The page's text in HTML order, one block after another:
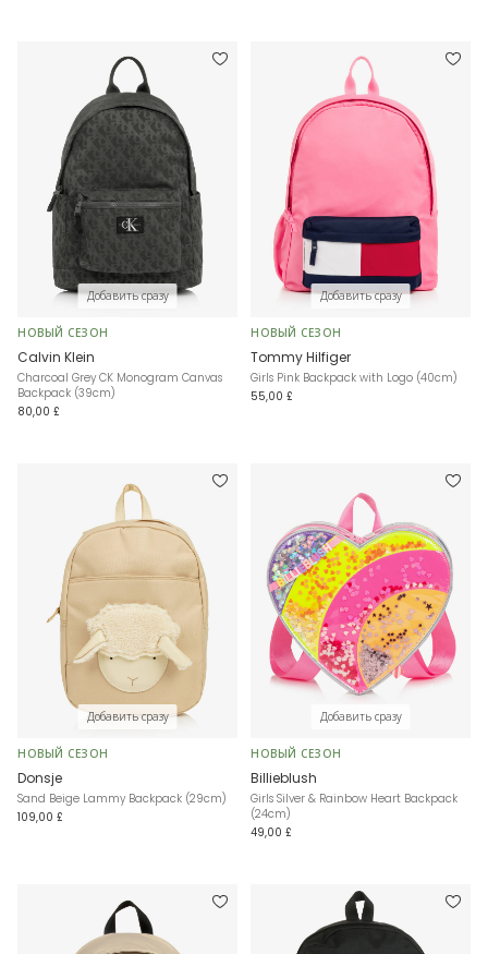
Добавить сразу
НОВЫЙ СЕЗОН
Calvin Klein
Charcoal Grey CK Monogram Canvas
Backpack (39cm)
80,00 £
Добавить сразу
НОВЫЙ СЕЗОН
Tommy Hilfiger
Girls Pink Backpack with Logo (40cm)
55,00 £
Добавить сразу
НОВЫЙ СЕЗОН
Donsje
Sand Beige Lammy Backpack (29cm)
109,00 £
Добавить сразу
НОВЫЙ СЕЗОН
Billieblush
Girls Silver & Rainbow Heart Backpack
(24cm)
49,00 £